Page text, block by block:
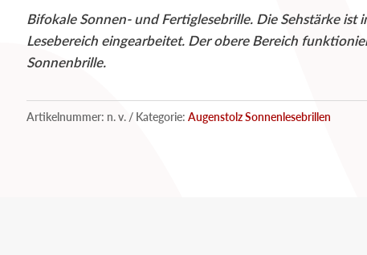
Bifokale Sonnen- und Fertiglesebrille. Die Sehstärke ist
Lesebereich eingearbeitet. Der obere Bereich
Sonnenbrille.
Artikelnummer: n. v. Kategorie:Augenstolz Sonnenlesebrillen